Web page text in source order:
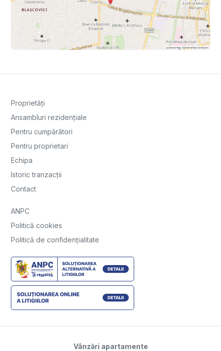
Proprietăți
Ansambluri rezidențiale
Pentru cumpărători
Pentru proprietari
Echipa
Istoric tranzacții
Contact
ANPC
Politică cookies
Politică de confidențialitate
Vânzări apartamente